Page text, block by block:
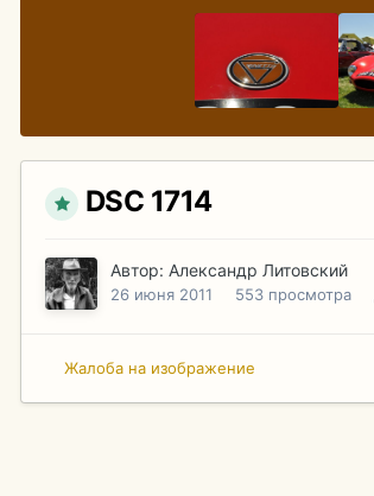
DSC 1714
Автор: Александр Литовский
26 июня 2011 553 просмотра
Жалоба на изображение